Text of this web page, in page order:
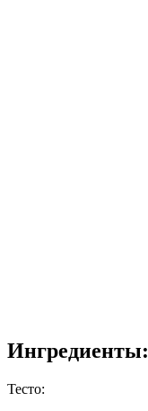
Ингредиенты:
Тесто: